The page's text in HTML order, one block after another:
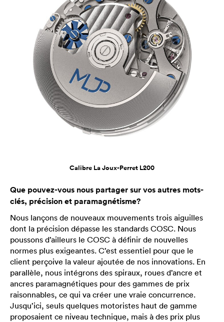
Calibre La Joux-Perret L200
Que pouvez-vous nous partager sur vos autres mots-
clés, précision et paramagnétisme?
Nous lançons de nouveaux mouvements trois aiguilles
dont la précision dépasse les standards COSC. Nous
poussons d’ailleurs le COSC à définir de nouvelles
normes plus exigeantes. C’est essentiel pour que le
client perçoive la valeur ajoutée de nos innovations. En
parallèle, nous intégrons des spiraux, roues d’ancre et
ancres paramagnétiques pour des gammes de prix
raisonnables, ce qui va créer une vraie concurrence.
Jusqu’ici, seuls quelques motoristes haut de gamme
proposaient ce niveau technique, mais à des prix plus